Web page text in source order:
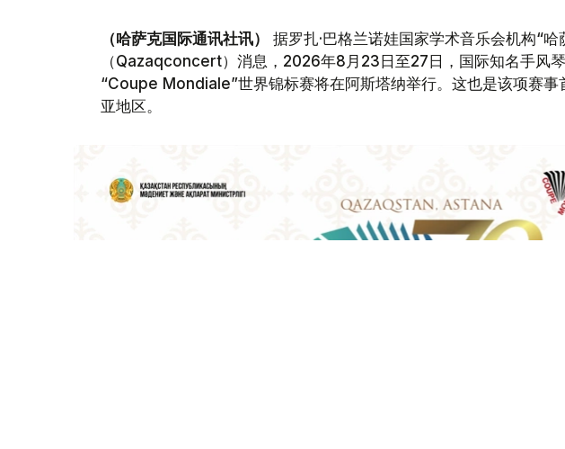
（哈萨克国际通讯社讯）
据罗扎·巴格兰诺娃国家学术音乐会机构“哈
（Qazaqconcert）消息，2026年8月23日至27日，国际知名手
“Coupe Mondiale”世界锦标赛将在阿斯塔纳举行。这也是该项赛事
亚地区。